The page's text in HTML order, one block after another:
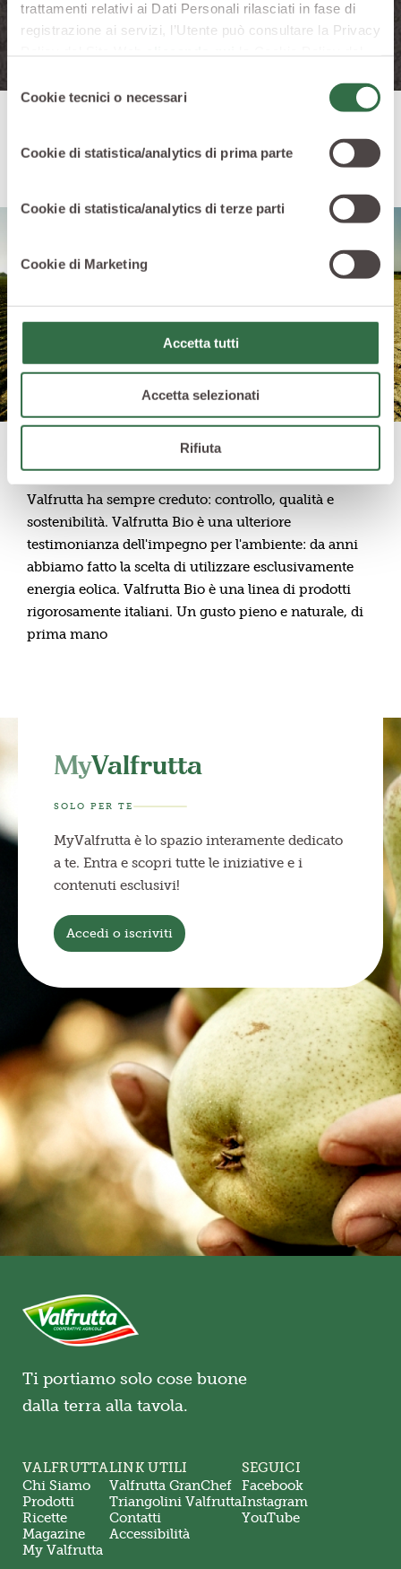
trattamenti relativi ai Dati Personali rilasciati in fase di
registrazione ai servizi, l’Utente può consultare la Privacy
specifiche per i servizi forniti tramite il Sito Web.
delCookie tecnici o necessari
Cookie di statistica/analytics di prima parte
Cookie di statistica/analytics di terze parti
Cookie di Marketing
Accetta tutti
Accetta selezionati
Rifiuta
BIO IN ITALY
Valfrutta ha sempre creduto: controllo, qualità e
sostenibilità. Valfrutta Bio è una ulteriore
testimonianza dell'impegno per l'ambiente: da anni
abbiamo fatto la scelta di utilizzare esclusivamente
energia eolica. Valfrutta Bio è una linea di prodotti
rigorosamente italiani. Un gusto pieno e naturale, di
prima mano
MyValfrutta
SOLO PER TE
MyValfrutta è lo spazio interamente dedicato
a te. Entra e scopri tutte le iniziative e i
contenuti esclusivi!
Accedi o iscriviti
Ti portiamo solo cose buone
dalla terra alla tavola.
VALFRUTTA
Chi Siamo
Prodotti
Ricette
Magazine
My Valfrutta
LINK UTILI
Valfrutta GranChef
Triangolini Valfrutta
Contatti
Accessibilità
SEGUICI
Facebook
Instagram
YouTube